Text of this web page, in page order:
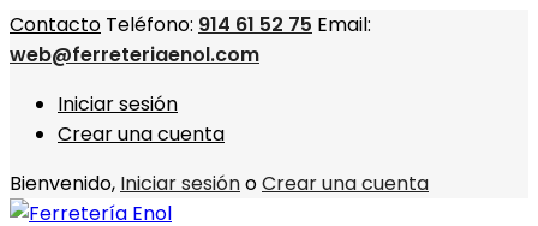
Contacto Teléfono: 914 61 52 75 Email:
web@ferreteriaenol.com
Iniciar sesión
Crear una cuenta
Bienvenido, Iniciar sesiónoCrear una cuenta